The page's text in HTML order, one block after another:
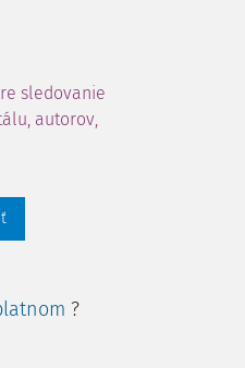
sledovanie
autorov,
?